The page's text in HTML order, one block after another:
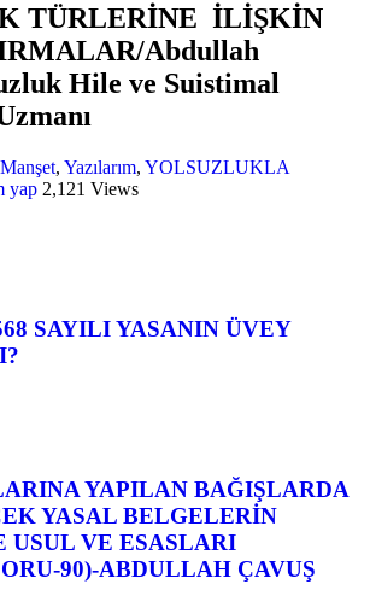
TÜRLERİNE İLİŞKİN
Abdullah
Hile ve Suistimal
Manşet, Yazılarım, YOLSUZLUKLA
yap 2,121 Views
SAYILI YASANIN ÜVEY
YAPILAN BAĞIŞLARDA
YASAL BELGELERİN
USUL VE ESASLARI
90)-ABDULLAH ÇAVUŞ